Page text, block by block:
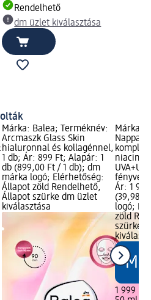
Rendelhető
dm üzlet kiválasztása
Márka: Balea; Terméknév:
Arcmaszk Glass Skin
hialuronnal és kollagénnel,
1 db; Ár: 899 Ft; Alapár: 1
db (899,00 Ft / 1 db); dm
márka logó; Elérhetőség:
Állapot zöld Rendelhető,
Állapot szürke dm üzlet
kiválasztása
Márka:
Nappali
Ár: 1
(39,98
logó;
zöld
szürke
1 999 Ft